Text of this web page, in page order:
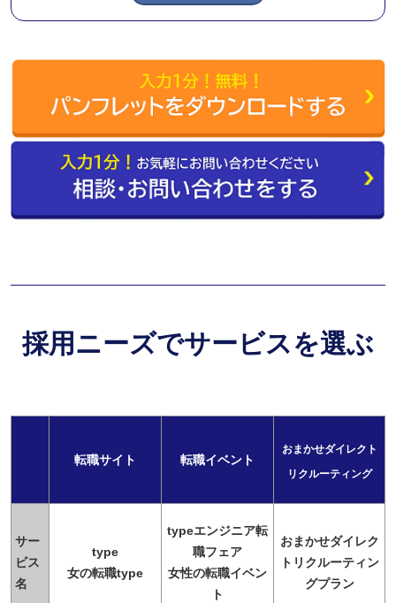
採用ニーズでサービスを選ぶ
転職サイト 転職イベント
おまかせダイレクト
リクルーティング
サー
ビス
名
type
女の転職type
typeエンジニア転
職フェア
女性の転職イベン
ト
おまかせダイレク
トリクルーティン
グプラン